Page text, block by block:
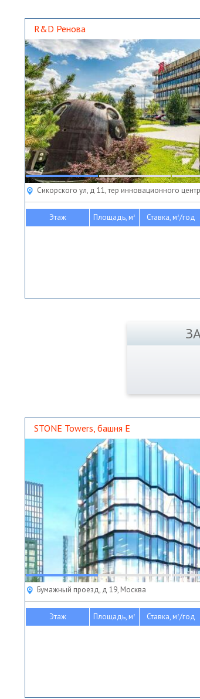
R&D Ренова
Сикорского ул, д 11, тер инновационного
Этаж Площадь, м2 Ставка, м2/год
STONE Towers, башня Е
Бумажный проезд, д 19, Москва
Этаж Площадь, м2 Ставка, м2/год